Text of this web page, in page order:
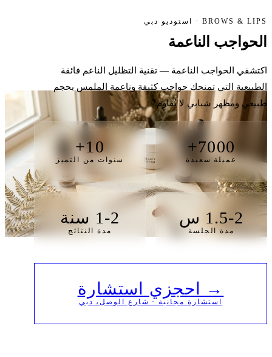
BROWS & LIPS · استوديو دبي
الحواجب الناعمة
اكتشفي الحواجب الناعمة — تقنية التظليل الناعم فائقة
الطبيعية التي تمنحك حواجب كثيفة وناعمة الملمس بحجم
طبيعي ومظهر شبابي لا يُقاوم.
7000+
عميلة سعيدة
10+
سنوات من التميز
1.5-2 س
مدة الجلسة
1-2 سنة
مدة النتائج
→ احجزي استشارة
استشارة مجانية · شارع الوصل، دبي